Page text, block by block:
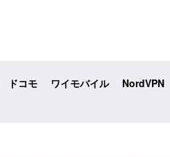
ドコモ ワイモバイル
NordVPN